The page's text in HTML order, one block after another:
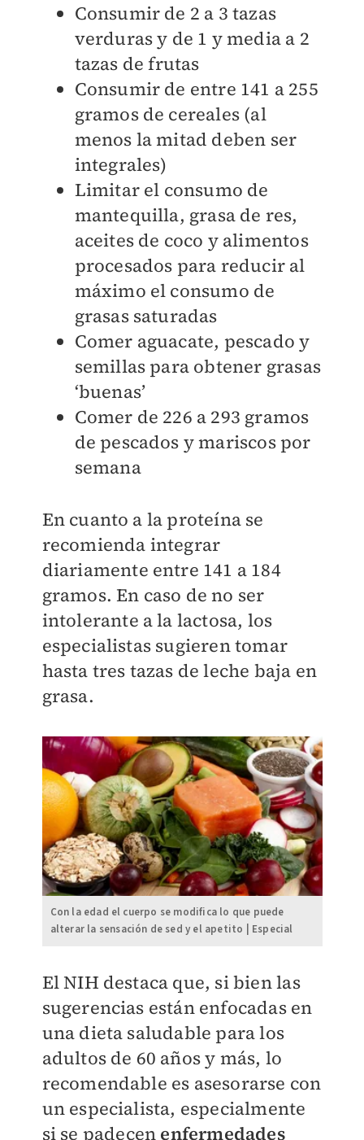
Consumir de 2 a 3 tazas
verduras y de 1 y media a 2
tazas de frutas
Consumir de entre 141 a 255
gramos de cereales (al
menos la mitad deben ser
integrales)
Limitar el consumo de
mantequilla, grasa de res,
aceites de coco y alimentos
procesados para reducir al
máximo el consumo de
grasas saturadas
Comer aguacate, pescado y
semillas para obtener grasas
‘buenas’
Comer de 226 a 293 gramos
de pescados y mariscos por
semana
En cuanto a la proteína se
recomienda integrar
diariamente entre 141 a 184
gramos. En caso de no ser
intolerante a la lactosa, los
especialistas sugieren tomar
hasta tres tazas de leche baja en
grasa.
Con la edad el cuerpo se modifica lo que puede
alterar la sensación de sed y el apetito | Especial
El NIH destaca que, si bien las
sugerencias están enfocadas en
una dieta saludable para los
adultos de 60 años y más, lo
recomendable es asesorarse con
un especialista, especialmente
si se padecen enfermedades